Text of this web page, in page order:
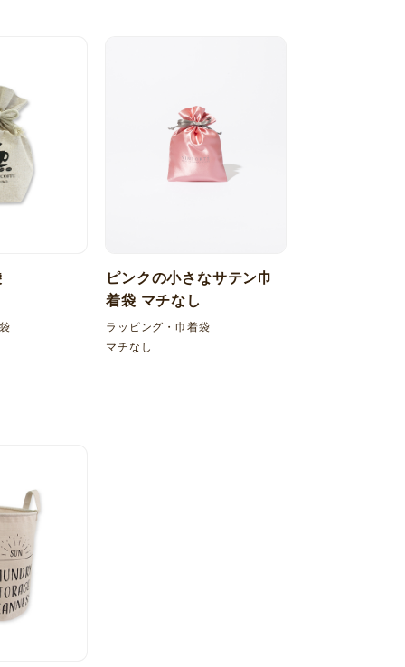
ピンクの小さなサテン巾
着袋 マチなし
ラッピング・巾着袋
マチなし